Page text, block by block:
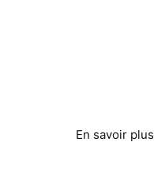
En savoir plus